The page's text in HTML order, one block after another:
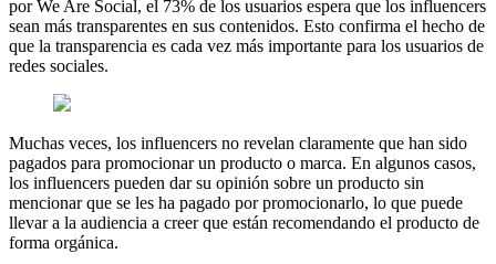
por We Are Social, el 73% de los usuarios espera que los influencers
sean más transparentes en sus contenidos. Esto confirma el hecho de
que la transparencia es cada vez más importante para los usuarios de
redes sociales.
Muchas veces, los influencers no revelan claramente que han sido
pagados para promocionar un producto o marca. En algunos casos,
los influencers pueden dar su opinión sobre un producto sin
mencionar que se les ha pagado por promocionarlo, lo que puede
llevar a la audiencia a creer que están recomendando el producto de
forma orgánica.